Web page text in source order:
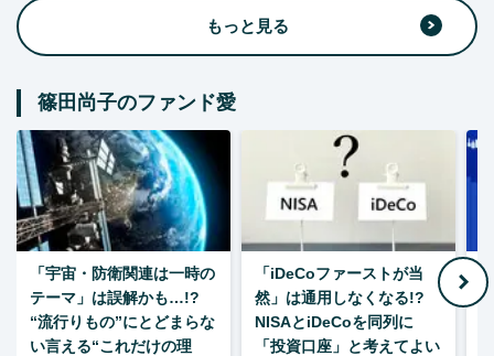
もっと見る
篠田尚子のファンド愛
「宇宙・防衛関連は一時の
テーマ」は誤解かも…!?
“流行りもの”にとどまらな
い言える“これだけの理
「iDeCoファーストが当
然」は通用しなくなる!?
NISAとiDeCoを同列に
「投資口座」と考えてよい